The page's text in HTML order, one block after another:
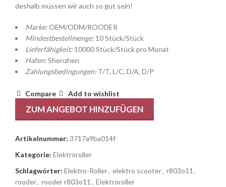
deshalb müssen wir auch so gut sein!
Marke:OEM/ODM/ROODER
Mindestbestellmenge: 10 Stück/Stück
Lieferfähigkeit: 10000 Stück/Stück pro Monat
Hafen:Shenzhen
Zahlungsbedingungen: T/T, L/C, D/A, D/P
Compare Add to wishlist
ZUM ANGEBOT HINZUFÜGEN
Artikelnummer: 3717a9ba014f
Kategorie: Elektroroller
Schlagwörter: Elektro-Roller, elektro scooter, r803o11,
rooder, rooder r803o11, Elektroroller